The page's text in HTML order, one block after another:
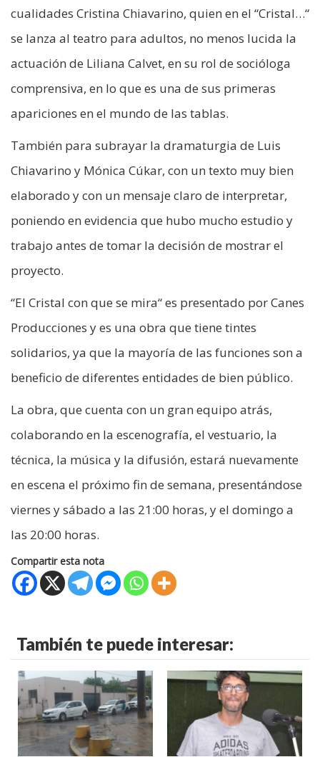
cualidades Cristina Chiavarino, quien en el “Cristal…“
se lanza al teatro para adultos, no menos lucida la
actuación de Liliana Calvet, en su rol de socióloga
comprensiva, en lo que es una de sus primeras
apariciones en el mundo de las tablas.
También para subrayar la dramaturgia de Luis
Chiavarino y Mónica Cúkar, con un texto muy bien
elaborado y con un mensaje claro de interpretar,
poniendo en evidencia que hubo mucho estudio y
trabajo antes de tomar la decisión de mostrar el
proyecto.
“El Cristal con que se mira“ es presentado por Canes
Producciones y es una obra que tiene tintes
solidarios, ya que la mayoría de las funciones son a
beneficio de diferentes entidades de bien público.
La obra, que cuenta con un gran equipo atrás,
colaborando en la escenografía, el vestuario, la
técnica, la música y la difusión, estará nuevamente
en escena el próximo fin de semana, presentándose
viernes y sábado a las 21:00 horas, y el domingo a
las 20:00 horas.
Compartir esta nota
También te puede interesar: